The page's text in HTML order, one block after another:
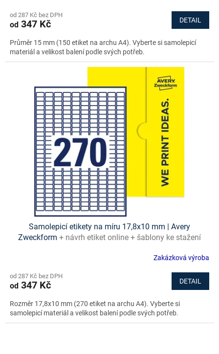
od 287 Kč bez DPH
od 347 Kč DETAIL
Průměr 15 mm (150 etiket na archu A4). Vyberte si samolepicí
materiál a velikost balení podle svých potřeb.
Samolepicí etikety na míru 17,8x10 mm | Avery
Zweckform + návrh etiket online + šablony ke stažení
Zakázková výroba
od 287 Kč bez DPH
od 347 Kč DETAIL
Rozměr 17,8x10 mm (270 etiket na archu A4). Vyberte si
samolepicí materiál a velikost balení podle svých potřeb.